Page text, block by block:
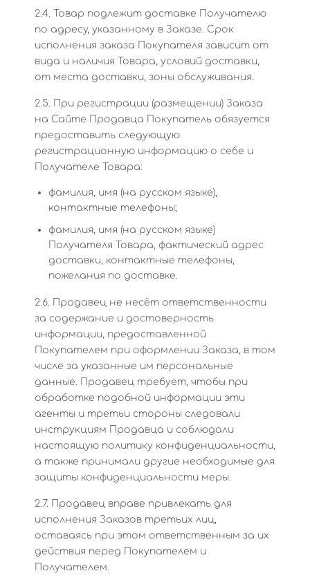
2.4. Товар подлежит доставке Получателю
по адресу, указанному в Заказе. Срок
исполнения заказа Покупателя зависит от
вида и наличия Товара, условий доставки,
от места доставки, зоны обслуживания.
2.5. При регистрации (размещении) Заказа
на Сайте Продавца Покупатель обязуется
предоставить следующую
регистрационную информацию о себе и
Получателе Товара:
фамилия, имя (на русском языке),
контактные телефоны;
фамилия, имя (на русском языке)
Получателя Товара, фактический адрес
доставки, контактные телефоны,
пожелания по доставке.
2.6. Продавец не несёт ответственности
за содержание и достоверность
информации, предоставленной
Покупателем при оформлении Заказа, в том
числе за указанные им персональные
данные. Продавец требует, чтобы при
обработке подобной информации эти
агенты и третьи стороны следовали
инструкциям Продавца и соблюдали
настоящую политику конфиденциальности,
а также принимали другие необходимые для
защиты конфиденциальности меры.
2.7. Продавец вправе привлекать для
исполнения Заказов третьих лиц,
оставаясь при этом ответственным за их
действия перед Покупателем и
Получателем.